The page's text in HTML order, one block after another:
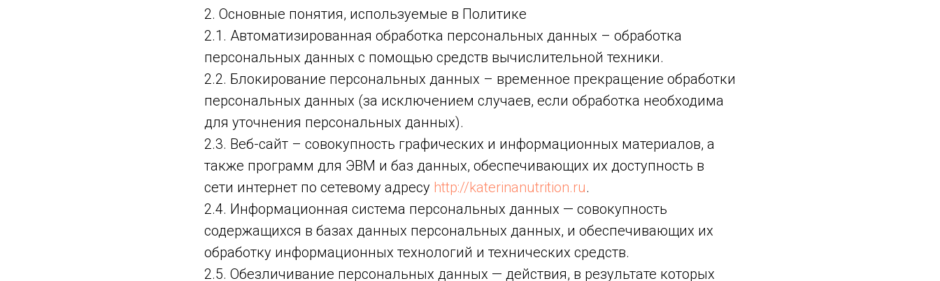
2. Основные понятия, используемые в Политике
2.1. Автоматизированная обработка персональных данных – обработка
персональных данных с помощью средств вычислительной техники.
2.2. Блокирование персональных данных – временное прекращение обработки
персональных данных (за исключением случаев, если обработка необходима
для уточнения персональных данных).
2.3. Веб-сайт – совокупность графических и информационных материалов, а
также программ для ЭВМ и баз данных, обеспечивающих их доступность в
сети интернет по сетевому адресу http://katerinanutrition.ru.
2.4. Информационная система персональных данных — совокупность
содержащихся в базах данных персональных данных, и обеспечивающих их
обработку информационных технологий и технических средств.
2.5. Обезличивание персональных данных — действия, в результате которых